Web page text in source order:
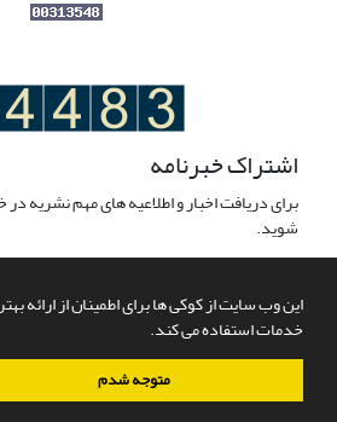
این وب سایت از کوکی ها برای اطمینان از ارائه
خدمات استفاده می کند.
متوجه شدم
اشتراک خبرنامه
برای دریافت اخبار و اطلاعیه های مهم نشریه
شوید.
سامانه مدیریت نشریات علمی.طراحی و پیاده